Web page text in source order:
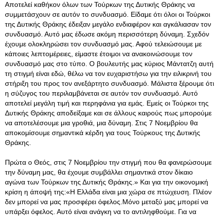
Αποτελεί καθήκον όλων των Τούρκων της Δυτικής Θράκης να
συμμετάσχουν σε αυτόν το συνδυασμό. Είδαμε ότι όλοι οι Τούρκοι
της Δυτικής Θράκης έδειξαν μεγάλο ενδιαφέρον και αγκάλιασαν τον
συνδυασμό. Αυτό μας έδωσε ακόμη περισσότερη δύναμη. Σχεδόν
έχουμε ολοκληρώσει τον συνδυασμό μας. Αφού τελειώσουμε με
κάποιες λεπτομέρειες, είμαστε έτοιμοι να ανακοινώσουμε τον
συνδυασμό μας στο τύπο. Ο βουλευτής μας κύριος Μάντατζη αυτή
τη στιγμή είναι εδώ, θέλω να τον ευχαριστήσω για την ειλικρινή του
στήριξη του προς τον ανεξάρτητο συνδυασμό. Μάλιστα ξέρουμε ότι
η σύζυγος του περιλαμβάνεται σε αυτόν τον συνδυασμό. Αυτό
αποτελεί μεγάλη τιμή και περηφάνια για εμάς. Εμείς οι Τούρκοι της
Δυτικής Θράκης αποδείξαμε και σε άλλους καιρούς πως μπορούμε
να αποτελέσουμε μια γροθιά, μια δύναμη. Στις 7 Νοεμβρίου θα
αποκομίσουμε σημαντικά κέρδη για τους Τούρκους της Δυτικής
Θράκης.
Πρώτα ο Θεός, στις 7 Νοεμβρίου την στιγμή που θα φανερώσουμε
την δύναμη μας, θα έχουμε συμβάλλει σημαντικά στον δίκαιο
αγώνα των Τούρκων της Δυτικής Θράκης.» Και για την οικονομική
κρίση η άποψή της:«Η Ελλάδα είναι μια χώρα σε πτώχευση. Πλέον
δεν μπορεί να μας προσφέρει όφελος.Μόνο μεταξύ μας μπορεί να
υπάρξει όφελος. Αυτό είναι ανάγκη να το αντιληφθούμε. Για να